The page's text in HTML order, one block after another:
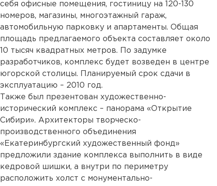
себя офисные помещения, гостиницу на 120-130
номеров, магазины, многоэтажный гараж,
автомобильную парковку и апартаменты. Общая
площадь предлагаемого объекта составляет около
10 тысяч квадратных метров. По задумке
разработчиков, комплекс будет возведен в центре
югорской столицы. Планируемый срок сдачи в
эксплуатацию – 2010 год.
Также был презентован художественно-
исторический комплекс – панорама «Открытие
Сибири». Архитекторы творческо-
производственного объединения
«Екатеринбургский художественный фонд»
предложили здание комплекса выполнить в виде
кедровой шишки, а внутри по периметру
расположить холст с монументально-